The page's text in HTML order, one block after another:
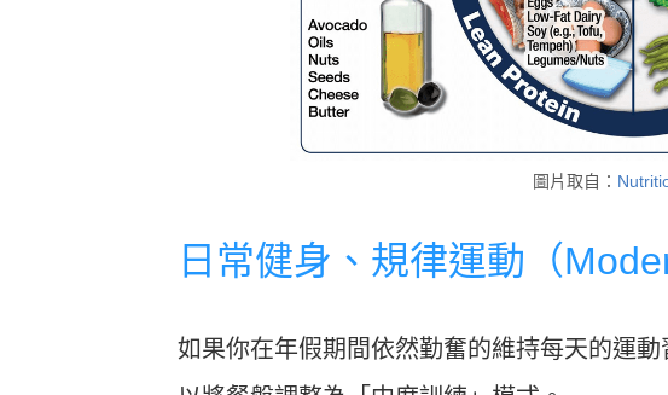
圖片取自：
日常健身、規律運動（
如果你在年假期間依然勤奮的維持每天的運動